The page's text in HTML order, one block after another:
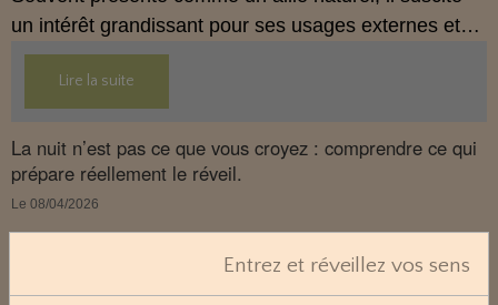
un intérêt grandissant pour ses usages externes et
son interaction avec le système endocannabinoïde.
Cet article propose une mise au point claire, moderne
et conforme à la réglementation française de 2026.
Lire la suite
La nuit n’est pas ce que vous croyez : comprendre ce qui
prépare réellement le réveil.
Le 08/04/2026
C’est une phase où le terrain se réorganise, se
Entrez et réveillez vos sens